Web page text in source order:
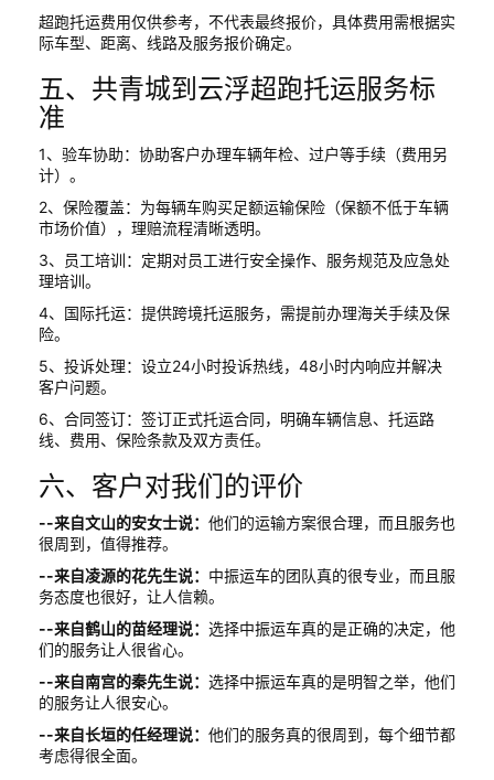
超跑托运费用仅供参考，不代表最终报价，具体费用需根据实
际车型、距离、线路及服务报价确定。
五、共青城到云浮超跑托运服务标
准
1、验车协助：协助客户办理车辆年检、过户等手续（费用另
计）。
2、保险覆盖：为每辆车购买足额运输保险（保额不低于车辆
市场价值），理赔流程清晰透明。
3、员工培训：定期对员工进行安全操作、服务规范及应急处
理培训。
4、国际托运：提供跨境托运服务，需提前办理海关手续及保
险。
5、投诉处理：设立24小时投诉热线，48小时内响应并解决
客户问题。
6、合同签订：签订正式托运合同，明确车辆信息、托运路
线、费用、保险条款及双方责任。
六、客户对我们的评价
--来自文山的安女士说： 他们的运输方案很合理，而且服务也
很周到，值得推荐。
--来自凌源的花先生说： 中振运车的团队真的很专业，而且服
务态度也很好，让人信赖。
--来自鹤山的苗经理说： 选择中振运车真的是正确的决定，他
们的服务让人很省心。
--来自南宫的秦先生说： 选择中振运车真的是明智之举，他们
的服务让人很安心。
--来自长垣的任经理说： 他们的服务真的很周到，每个细节都
考虑得很全面。